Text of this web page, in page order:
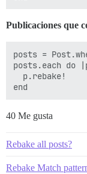
Publicaciones que
posts =
posts.each do
  p.rebake!
40 Me gusta
Rebake all posts?
Rebake Match